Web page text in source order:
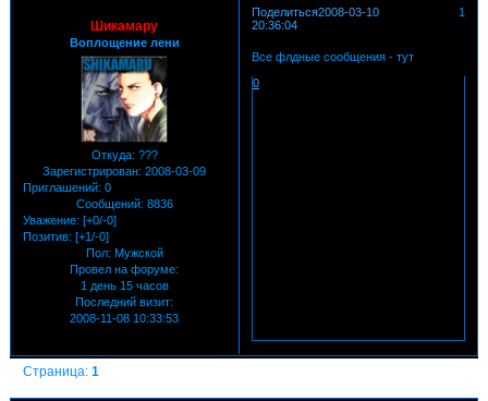
Поделиться 1
2008-03-10
20:36:04
Шикамару
Воплощение лени
Откуда: ???
Зарегистрирован: 2008-03-09
Приглашений: 0
Сообщений: 8836
Уважение: [+0/-0]
Позитив: [+1/-0]
Пол: Мужской
Провел на форуме:
1 день 15 часов
Последний визит:
2008-11-08 10:33:53
Все флдные сообщения - тут
0
Страница:1